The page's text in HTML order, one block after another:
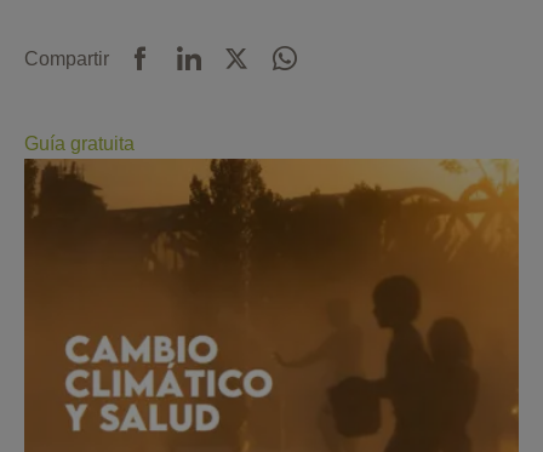
Compartir
Guía gratuita